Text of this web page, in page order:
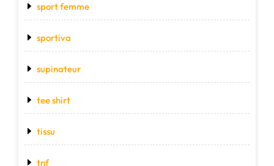
sport femme
sportiva
supinateur
tee shirt
tissu
tnf